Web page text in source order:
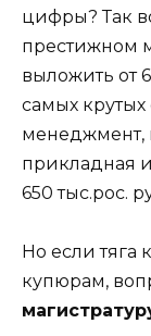
цифры? Так
престижном
выложить от
самых крутых
менеджмент,
прикладная
650 тыс.рос.
Но если тяга
купюрам,